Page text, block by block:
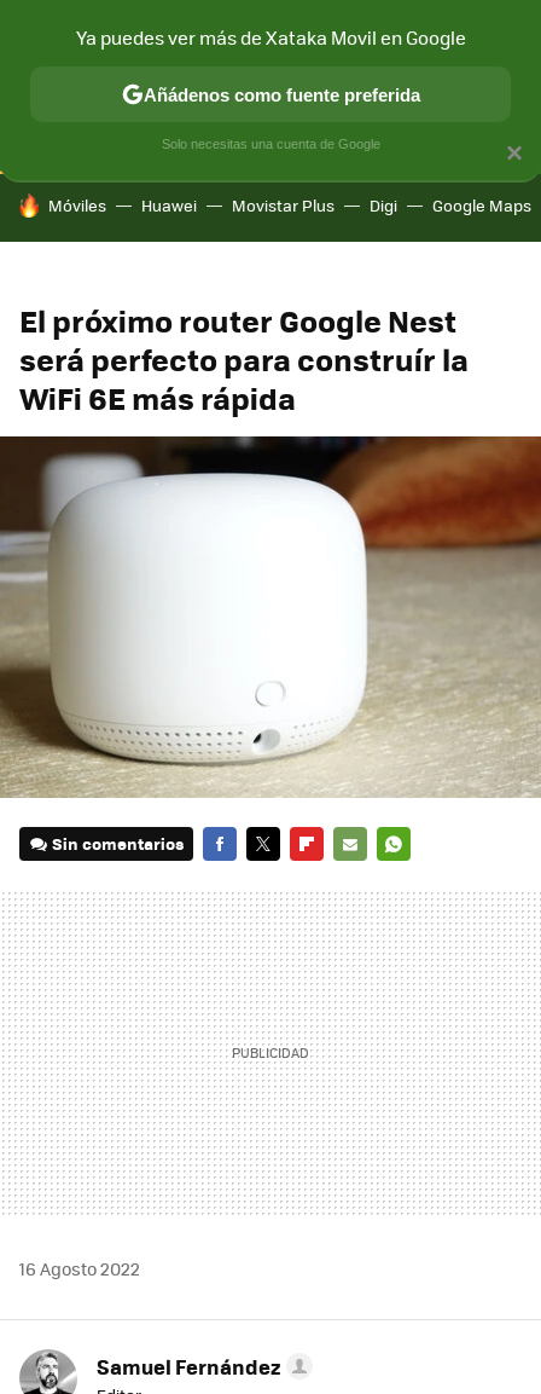
CONECTIVIDAD MÓVIL Y SOCIEDAD APLICACIONES
HOY SE HABLA DE
Móviles Huawei Movistar Plus Digi Google Maps
El próximo router Google Nest
será perfecto para construír la
WiFi 6E más rápida
Sin comentarios
MAIL
16 Agosto 2022
Samuel Fernández
×
Ya puedes ver más de Xataka Movil en Google
Añádenos como fuente preferida
Solo necesitas una cuenta de Google